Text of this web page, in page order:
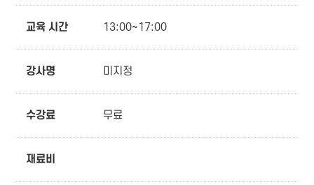
교육 시간 13:00~17:00
강사명 미지정
수강료 무료
재료비